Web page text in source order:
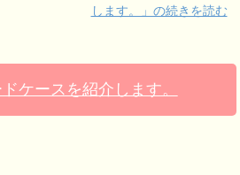
します。」の続きを読む
ケースを紹介します。